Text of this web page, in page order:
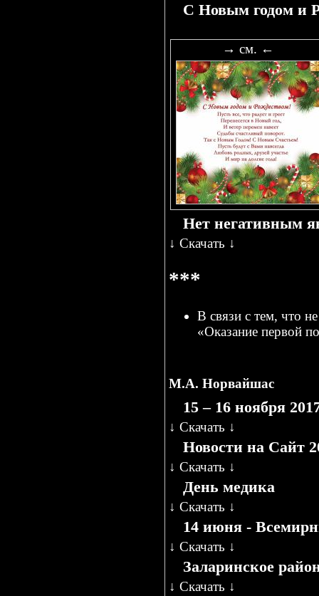
С Новым годом и
→ см. ←
Нет негативным
↓ Скачать ↓
***
В связи с тем, что
«Оказание первой
М.А. Норвайшас
15 – 16 ноября
↓ Скачать ↓
Новости на Сайт
↓ Скачать ↓
День медика
↓ Скачать ↓
14 июня -
↓ Скачать ↓
Заларинское
↓ Скачать ↓